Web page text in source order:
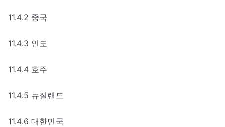
11.4.2 중국
11.4.3 인도
11.4.4 호주
11.4.5 뉴질랜드
11.4.6 대한민국